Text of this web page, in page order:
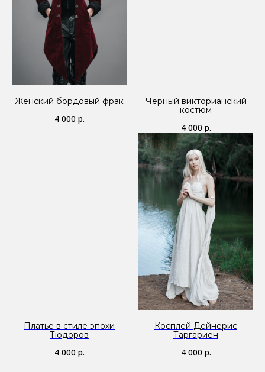
Женский бордовый фрак
4 000 р.
Черный викторианский
костюм
4 000 р.
Платье в стиле эпохи
Тюдоров
4 000 р.
Косплей Дейнерис
Таргариен
4 000 р.